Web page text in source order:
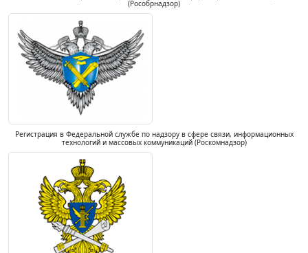
(Рособрнадзор)
Регистрация в Федеральной службе по надзору в сфере связи, информационных
технологий и массовых коммуникаций (Роскомнадзор)